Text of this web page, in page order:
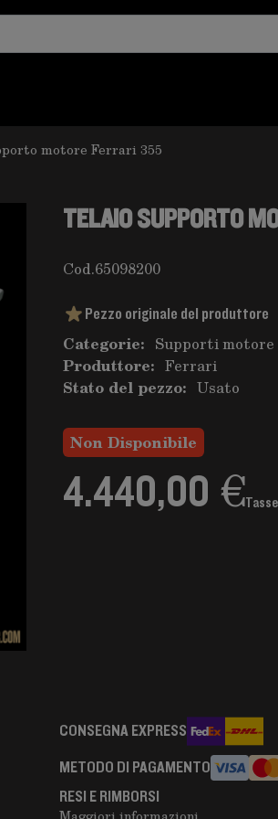
motore Ferrari 355
TELAIO SUPPORTO
Cod.65098200
Pezzo originale del produttore
Categorie: Supporti motore
Produttore: Ferrari
Stato del pezzo: Usato
Non Disponibile
4.440,00 €
CONSEGNA EXPRESS
METODO DI PAGAMENTO
RESI E RIMBORSI